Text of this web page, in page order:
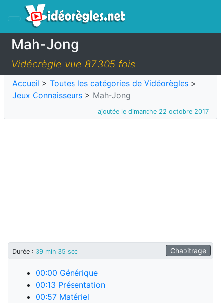
Mah-Jong
Vidéorègle vue 87.305 fois
Accueil > Toutes les catégories de Vidéorègles >
Jeux Connaisseurs > Mah-Jong
ajoutée le dimanche 22 octobre 2017
Durée : 39 min 35 sec Chapitrage
00:00 Générique
00:13 Présentation
00:57 Matériel